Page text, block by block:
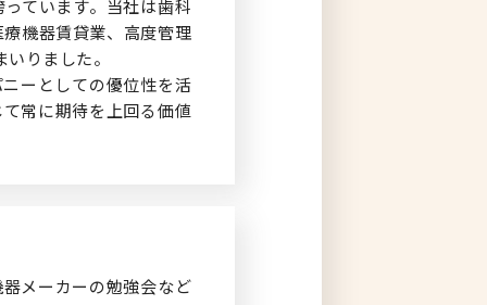
ています。当社は歯科
機器賃貸業、高度管理
りました。
ーとしての優位性を活
常に期待を上回る価値
メーカーの勉強会など